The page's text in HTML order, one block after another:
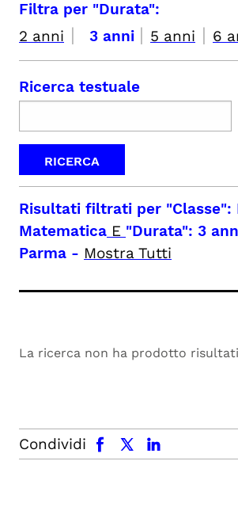
Filtra per "Durata":
2 anni | 3 anni | 5 anni | 6
Ricerca testuale
Risultati filtrati per "Classe":
Matematica E "Durata": 3
Parma - Mostra Tutti
La ricerca non ha prodotto
Condividi
facebook x.com linkedin